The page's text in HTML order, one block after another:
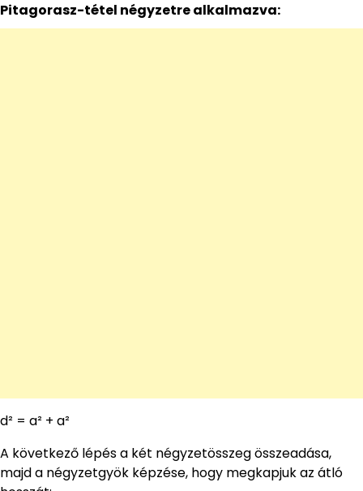
Pitagorasz-tétel négyzetre alkalmazva:
d² = a² + a²
A következő lépés a két négyzetösszeg összeadása,
majd a négyzetgyök képzése, hogy megkapjuk az átló